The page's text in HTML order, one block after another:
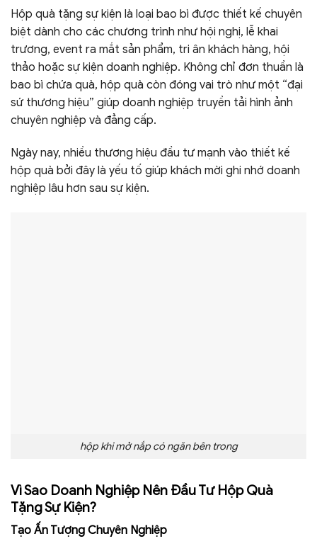
Hộp quà tặng sự kiện là loại bao bì được thiết kế chuyên
biệt dành cho các chương trình như hội nghị, lễ khai
trương, event ra mắt sản phẩm, tri ân khách hàng, hội
thảo hoặc sự kiện doanh nghiệp. Không chỉ đơn thuần là
bao bì chứa quà, hộp quà còn đóng vai trò như một “đại
sứ thương hiệu” giúp doanh nghiệp truyền tải hình ảnh
chuyên nghiệp và đẳng cấp.
Ngày nay, nhiều thương hiệu đầu tư mạnh vào thiết kế
hộp quà bởi đây là yếu tố giúp khách mời ghi nhớ doanh
nghiệp lâu hơn sau sự kiện.
hộp khi mở nắp có ngăn bên trong
Vì Sao Doanh Nghiệp Nên Đầu Tư Hộp Quà
Tặng Sự Kiện?
Tạo Ấn Tượng Chuyên Nghiệp